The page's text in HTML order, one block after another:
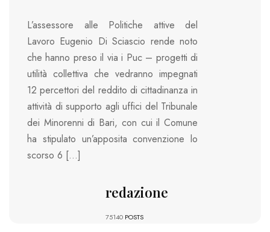
L’assessore alle Politiche attive del
Lavoro Eugenio Di Sciascio rende noto
che hanno preso il via i Puc – progetti di
utilità collettiva che vedranno impegnati
12 percettori del reddito di cittadinanza in
attività di supporto agli uffici del Tribunale
dei Minorenni di Bari, con cui il Comune
ha stipulato un’apposita convenzione lo
scorso 6 […]
redazione
75140 POSTS